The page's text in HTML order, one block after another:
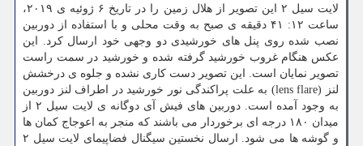
لایت سیل ۲ این تصویر از هلال زمین را در تاریخ ۶ ژوئیه ی ۲۰۱۹،
ساعت ۱۲: ۴۱ دقیقه ی صبح به وقت محلی و با استفاده از دوربین
نصب شده روی پنل های خورشیدی دو وجهی خود ارسال كرد. این
عكس هنگام غروب خورشید گرفته شده و خورشید در سمت راست
تصویر نمایان است. این تصویر دست كاری نشده و جلوه ی درخشش
لنز (lens flare) به علت پراكندگی نور خورشید در اطراف لنز دوربین
به وجود آمده است. دوربین های فیش آی دوگانه ی لایت سیل ۲ از
میدان ۱۸۰ درجه ای برخوردار می باشند كه منجر به اعوجاج كمان ها
و گوشه ها می شود. ارسال نخستین سیگنال فضاپیمای لایت سیل ۲